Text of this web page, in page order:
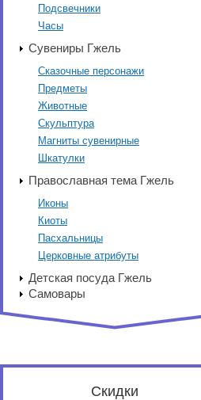
Подсвечники
Часы
Сувениры Гжель
Сказочные персонажи
Предметы
Животные
Скульптура
Магниты сувенирные
Шкатулки
Православная тема Гжель
Иконы
Киоты
Пасхальницы
Церковные атрибуты
Детская посуда Гжель
Самовары
Скидки